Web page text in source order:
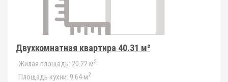
Двухкомнатная квартира 40.31 м²
Жилая площадь: 20.22 м2
Площадь кухни: 9.64 м2